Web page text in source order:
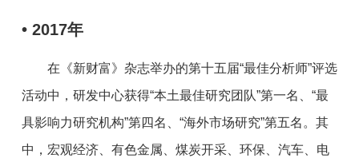
• 2017年
在《新财富》杂志举办的第十五届“最佳分析师”评选
活动中，研发中心获得“本土最佳研究团队”第一名、“最
具影响力研究机构”第四名、“海外市场研究”第五名。其
中，宏观经济、有色金属、煤炭开采、环保、汽车、电